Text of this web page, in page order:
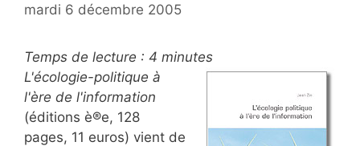
mardi 6 décembre 2005
Temps de lecture : 4 minutes
L'écologie-politique à
l'ère de l'information
(éditions è®e, 128
pages, 11 euros) vient de